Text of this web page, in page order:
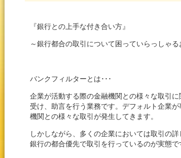
『銀行との上手な付き合い方』
～銀行都合の取引について困っていらっしゃる
バンクフィルターとは･･･
企業が活動する際の金融機関との様々な取引
受け、助言を行う業務です。デフォルト企業
機関との様々な取引が発生してきます。
しかしながら、多くの企業においては取引の詳
銀行の都合優先で取引を行っているのが実態で